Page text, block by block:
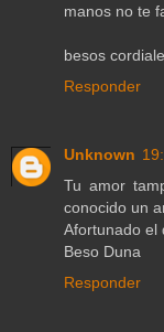
manos no te
besos
Responder
Unknown
Tu amor
conocido un
Afortunado el
Beso Duna
Responder